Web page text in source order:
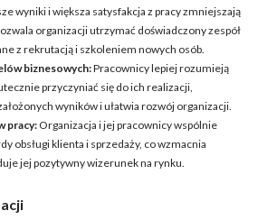
wyniki i większa satysfakcja z pracy zmniejszają
organizacji utrzymać doświadczony zespół
z rekrutacją i szkoleniem nowych osób.
biznesowych:Pracownicy lepiej rozumieją
przyczyniać się do ich realizacji,
wyników i ułatwia rozwój organizacji.
pracy: Organizacja i jej pracownicy wspólnie
obsługi klienta i sprzedaży, co wzmacnia
jej pozytywny wizerunek na rynku.